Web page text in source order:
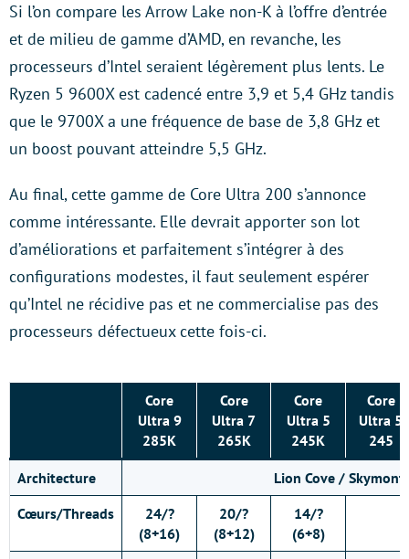
Si l’on compare les Arrow Lake non-K à l’offre d’entrée
et de milieu de gamme d’AMD, en revanche, les
processeurs d’Intel seraient légèrement plus lents. Le
Ryzen 5 9600X est cadencé entre 3,9 et 5,4 GHz tandis
que le 9700X a une fréquence de base de 3,8 GHz et
un boost pouvant atteindre 5,5 GHz.
Au final, cette gamme de Core Ultra 200 s’annonce
comme intéressante. Elle devrait apporter son lot
d’améliorations et parfaitement s’intégrer à des
configurations modestes, il faut seulement espérer
qu’Intel ne récidive pas et ne commercialise pas des
processeurs défectueux cette fois-ci.
Core
Ultra 9
285K
Core
Ultra 7
265K
Core
Ultra 5
245K
Core
Ultra 5
245
Architecture
Lion Cove / Skymont
Cœurs/Threads
24/?
(8+16)
20/?
(8+12)
14/?
(6+8)